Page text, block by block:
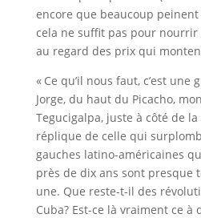
encore que beaucoup
cela ne suffit pas pour
au regard des prix qui
« Ce qu’il nous faut, c’est une
Jorge, du haut du Picacho,
Tegucigalpa, juste à côté de
réplique de celle qui
gauches latino-américaines
près de dix ans sont presque
une. Que reste-t-il des
Cuba? Est-ce là vraiment ce à